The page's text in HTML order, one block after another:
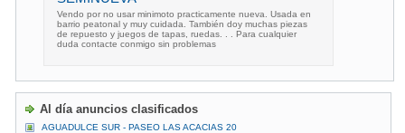
Vendo por no usar minimoto practicamente nueva. Usada en
barrio peatonal y muy cuidada. También doy muchas piezas
de repuesto y juegos de tapas, ruedas. . . Para cualquier
duda contacte conmigo sin problemas
Al día anuncios clasificados
AGUADULCE SUR - PASEO LAS ACACIAS 20